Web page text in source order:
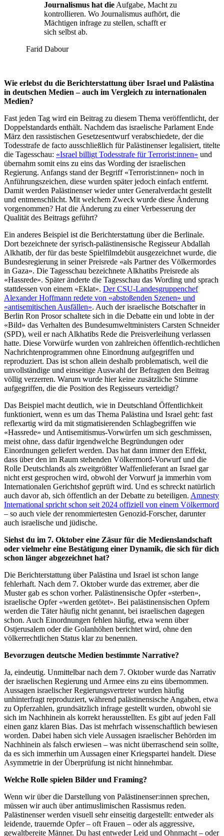
Journalismus hat die Aufgabe, Macht zu
kontrollieren. Wo Journalismus aufhört, die
Mächtigen infrage zu stellen, schafft er
sich selbst ab.
Farid Dabour
Wie erlebst du die Berichterstattung über Israel und Palästina
in deutschen Medien – auch im Vergleich zu internationalen
Medien?
Fast jeden Tag wird ein Beitrag zu diesem Thema veröffentlicht, der
Doppelstandards enthält. Nachdem das israelische Parlament Ende
März den rassistischen Gesetzesentwurf verabschiedete, der die
Todesstrafe de facto ausschließlich für Palästinenser legalisiert, titelte
die Tagesschau: «Israel billigt Todesstrafe für Terrorist:innen» und
übernahm somit eins zu eins das Wording der israelischen
Regierung. Anfangs stand der Begriff «Terrorist:innen» noch in
Anführungszeichen, diese wurden später jedoch einfach entfernt.
Damit werden Palästinenser wieder unter Generalverdacht gestellt
und entmenschlicht. Mit welchem Zweck wurde diese Änderung
vorgenommen? Hat die Änderung zu einer Verbesserung der
Qualität des Beitrags geführt?
Ein anderes Beispiel ist die Berichterstattung über die Berlinale.
Dort bezeichnete der syrisch-palästinensische Regisseur Abdallah
Alkhatib, der für das beste Spielfilmdebüt ausgezeichnet wurde, die
Bundesregierung in seiner Preisrede «als Partner des Völkermordes
in Gaza». Die Tagesschau bezeichnete Alkhatibs Preisrede als
«Hassrede». Später änderte die Tagesschau das Wording und sprach
stattdessen von einem «Eklat». Der CSU-Landesgruppenchef
Alexander Hoffmann redete von «abstoßenden Szenen» und
«antisemitischen Ausfällen». Auch der israelische Botschafter in
Berlin Ron Prosor schaltete sich in die Debatte ein und lobte in der
«Bild» das Verhalten des Bundesumweltministers Carsten Schneider
(SPD), weil er nach Alkhatibs Rede die Preisverleihung verlassen
hatte. Diese Vorwürfe wurden von zahlreichen öffentlich-rechtlichen
Nachrichtenprogrammen ohne Einordnung aufgegriffen und
reproduziert. Das ist schon allein deshalb problematisch, weil die
unvollständige und einseitige Auswahl der Befragten den Beitrag
völlig verzerren. Warum wurde hier keine zusätzliche Stimme
aufgegriffen, die die Position des Regisseurs verteidigt?
Das Beispiel macht deutlich, wie in Deutschland Öffentlichkeit
funktioniert, wenn es um das Thema Palästina und Israel geht: fast
reflexartig wird da mit stigmatisierenden Schlagbegriffen wie
«Hassrede» und Antisemitismus-Vorwürfen um sich geschmissen,
meist ohne, dass dafür irgendwelche Begründungen oder
Einordnungen geliefert werden. Das hat dann immer den Effekt,
dass über den im Raum stehenden Völkermord-Vorwurf und die
Rolle Deutschlands als zweitgrößter Waffenlieferant an Israel gar
nicht erst gesprochen wird, obwohl der Vorwurf ja immerhin vom
Internationalen Gerichtshof geprüft wird. Und es schreckt natürlich
auch davor ab, sich öffentlich an der Debatte zu beteiligen. Amnesty
International spricht schon seit 2024 offiziell von einem Völkermord
– so auch viele der renommiertesten Genozid-Forscher, darunter
auch israelische und jüdische.
Siehst du im 7. Oktober eine Zäsur für die Medienslandschaft
oder vielmehr eine Bestätigung einer Dynamik, die sich für dich
schon länger abgezeichnet hat?
Die Berichterstattung über Palästina und Israel ist schon lange
fehlerhaft. Nach dem 7. Oktober wurde das extremer, aber die
Muster gab es schon vorher. Palästinensische Opfer «sterben»,
israelische Opfer «werden getötet». Bei palästinensischen Opfern
werden die Täter häufig nicht genannt, bei israelischen dagegen
schon. Auch Einordnungen fehlen häufig, etwa wenn über
Ostjerusalem oder die Golanhöhen berichtet wird, ohne den
völkerrechtlichen Status klar zu benennen.
Bevorzugen deutsche Medien bestimmte Narrative?
Ja, eindeutig. Unmittelbar nach dem 7. Oktober wurde das Narrativ
der israelischen Regierung und Armee eins zu eins übernommen.
Aussagen israelischer Regierungsvertreter wurden häufig
unhinterfragt reproduziert, während palästinensische Angaben, etwa
zu Opferzahlen, grundsätzlich infrage gestellt wurden, obwohl sie
sich im Nachhinein als korrekt herausstellten. Es gibt auf jeden Fall
einen ganz klaren Bias. Das ist mehrfach wissenschaftlich bewiesen
worden. Dabei haben sich viele Aussagen israelischer Behörden im
Nachhinein als falsch erwiesen – was nicht überraschend sein sollte,
da es sich immerhin um Aussagen einer Kriegspartei handelt. Diese
Asymmetrie in der Überprüfung ist nicht hinnehmbar.
Welche Rolle spielen Bilder und Framing?
Wenn wir über die Darstellung von Palästinenser:innen sprechen,
müssen wir auch über antimuslimischen Rassismus reden.
Palästinenser werden visuell sehr einseitig dargestellt: entweder als
leidende, trauernde Opfer – oft Frauen – oder als aggressive,
gewaltbereite Männer. Du hast entweder Leid und Ohnmacht – oder